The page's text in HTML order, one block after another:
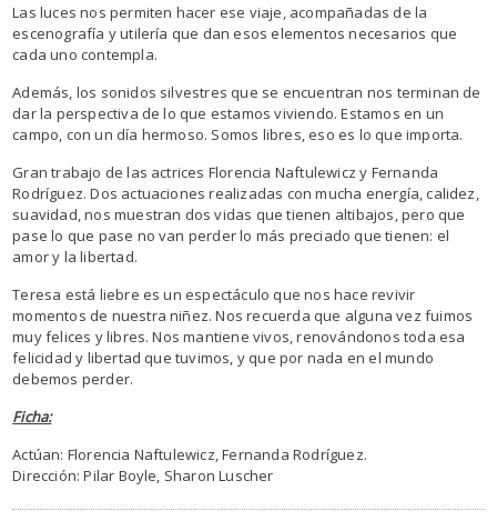
Las luces nos permiten hacer ese viaje, acompañadas de la
escenografía y utilería que dan esos elementos necesarios que
cada uno contempla.
Además, los sonidos silvestres que se encuentran nos terminan de
dar la perspectiva de lo que estamos viviendo. Estamos en un
campo, con un día hermoso. Somos libres, eso es lo que importa.
Gran trabajo de las actrices Florencia Naftulewicz y Fernanda
Rodríguez. Dos actuaciones realizadas con mucha energía, calidez,
suavidad, nos muestran dos vidas que tienen altibajos, pero que
pase lo que pase no van perder lo más preciado que tienen: el
amor y la libertad.
Teresa está liebre es un espectáculo que nos hace revivir
momentos de nuestra niñez. Nos recuerda que alguna vez fuimos
muy felices y libres. Nos mantiene vivos, renovándonos toda esa
felicidad y libertad que tuvimos, y que por nada en el mundo
debemos perder.
Ficha:
Actúan: Florencia Naftulewicz, Fernanda Rodríguez.
Dirección: Pilar Boyle, Sharon Luscher